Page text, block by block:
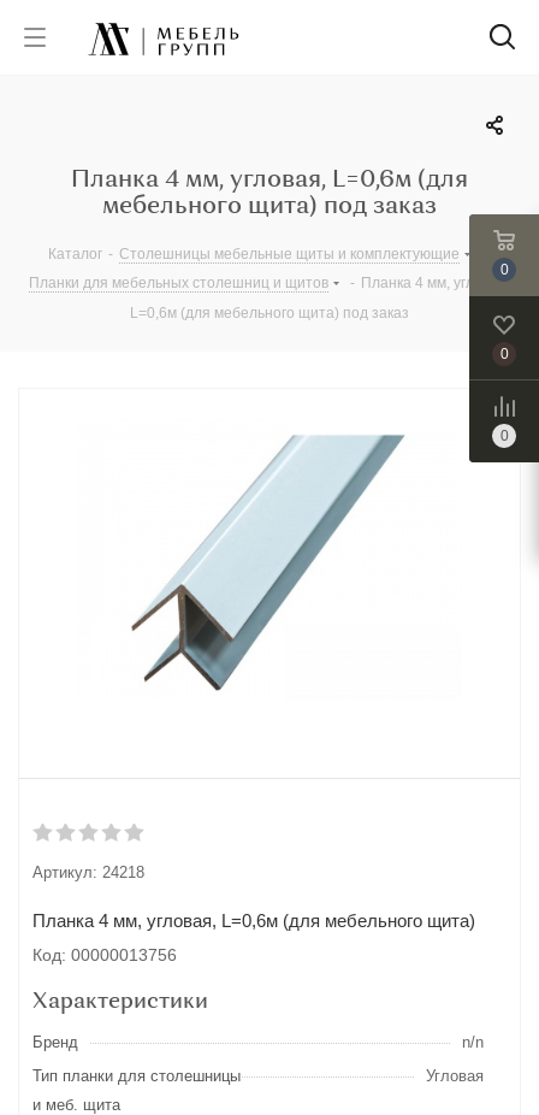
Планка 4 мм, угловая, L=0,6м (для
мебельного щита) под заказ
Каталог - Столешницы мебельные щиты и комплектующие
Планки для мебельных столешниц и щитов
- Планка 4 мм, угловая,
L=0,6м (для мебельного щита) под заказ
Артикул: 24218
Планка 4 мм, угловая, L=0,6м (для мебельного щита)
Код: 00000013756
Характеристики
Бренд
n/n
Тип планки для столешницы
и меб. щита
Угловая
0
0
0